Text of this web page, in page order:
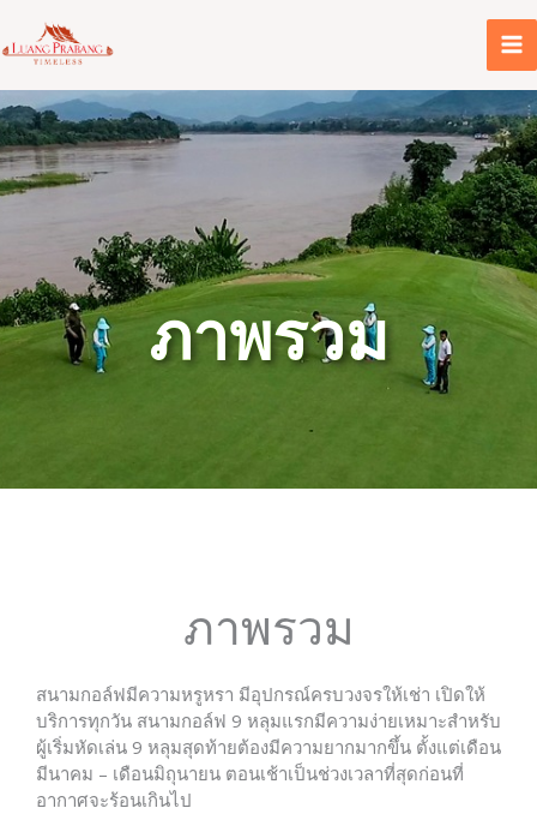
to
content
ภาพรวม
ภาพรวม
สนามกอล์ฟมีความหรูหรา มีอุปกรณ์ครบวงจรให้เช่า เปิดให้
บริการทุกวัน สนามกอล์ฟ 9 หลุมแรกมีความง่ายเหมาะสำหรับ
ผู้เริ่มหัดเล่น 9 หลุมสุดท้ายต้องมีความยากมากขึ้น ตั้งแต่เดือน
มีนาคม – เดือนมิถุนายน ตอนเช้าเป็นช่วงเวลาที่สุดก่อนที่
อากาศจะร้อนเกินไป